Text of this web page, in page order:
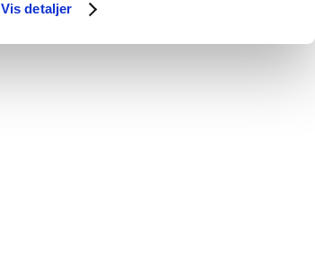
Vis detaljer